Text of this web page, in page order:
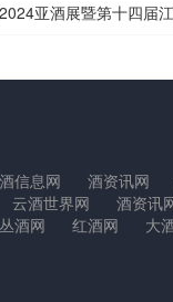
酒展暨第十四届江苏酒博会
酒信息网 酒资讯网
云酒世界网 酒资讯
丛酒网 红酒网 大